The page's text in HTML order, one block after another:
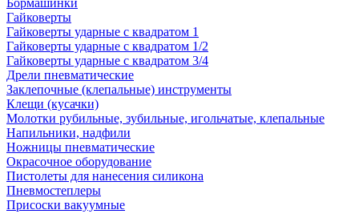
Бормашинки
Гайковерты
Гайковерты ударные с квадратом 1
Гайковерты ударные с квадратом 1/2
Гайковерты ударные с квадратом 3/4
Дрели пневматические
Заклепочные (клепальные) инструменты
Клещи (кусачки)
Молотки рубильные, зубильные, игольчатые, клепальные
Напильники, надфили
Ножницы пневматические
Окрасочное оборудование
Пистолеты для нанесения силикона
Пневмостеплеры
Присоски вакуумные